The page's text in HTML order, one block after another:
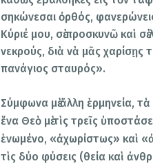
σηκώνεσαι ὀρθός,
Κύριέ μου, σὲ προσκυνῶ καὶ
νεκρούς, διὰ νὰ μᾶς χαρίσῃς
πανάγιος σταυρός».
Σύμφωνα μὲ ἄλλη ἑρμηνεία,
ἕνα Θεὸ μὲ τὶς τρεῖς
ἑνωμένο, «ἀχωρίστως» καὶ
τὶς δύο φύσεις (θεία καὶ